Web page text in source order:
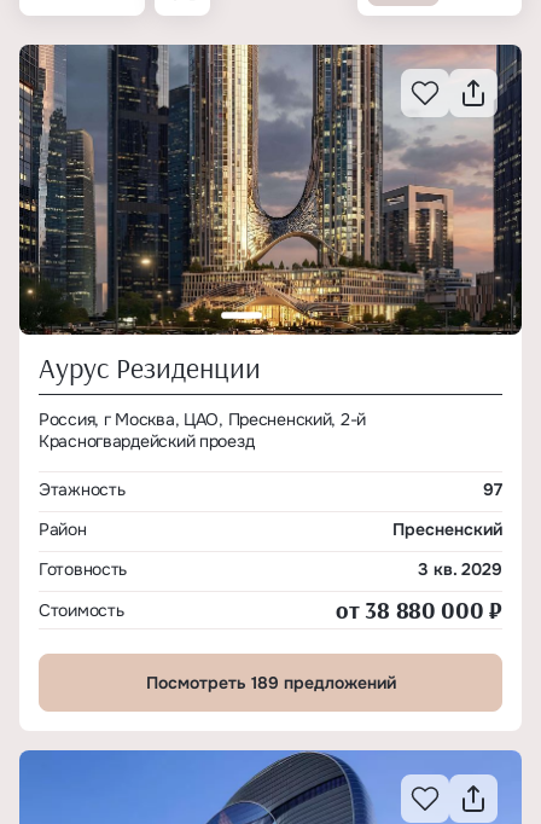
Аурус Резиденции
Россия, г Москва, ЦАО, Пресненский, 2-й
Красногвардейский проезд
Этажность
97
Район
Пресненский
Готовность
3 кв. 2029
Стоимость
от 38 880 000 ₽
Посмотреть 189 предложений